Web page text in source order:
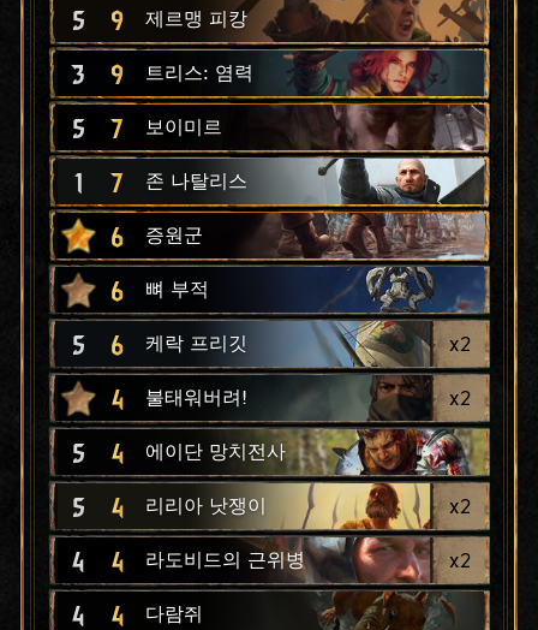
5 9 제르맹 피캉
3 9 트리스: 염력
5 7 보이미르
1 7 존 나탈리스
6 증원군
6 뼈 부적
5 6 케락 프리깃 x2
4 불태워버려! x2
5 4 에이단 망치전사
5 4 리리아 낫쟁이 x2
4 4 라도비드의 근위병 x2
4 4 다람쥐